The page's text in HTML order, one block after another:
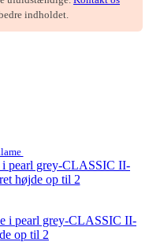
indholdet.
i pearl grey-CLASSIC II-
op til 2